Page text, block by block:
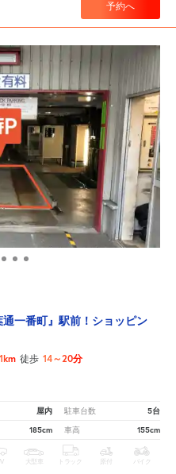
予約へ
通一番町』駅前！ショッピン
徒歩 14～20分
屋内 駐車台数 5台
185cm 車高 155cm
大型車 トラック 原付 バイク